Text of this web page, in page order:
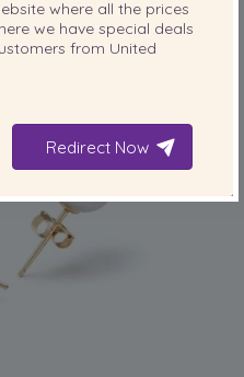
where all the prices
we have special deals
from United
Redirect Now